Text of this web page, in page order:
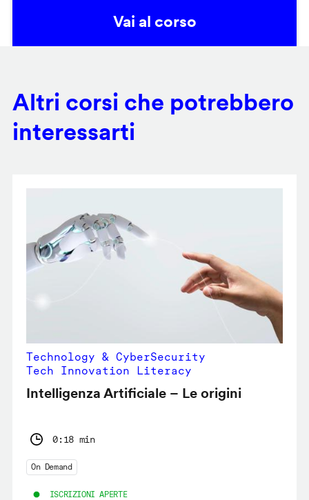
Vai al corso
Altri corsi che potrebbero
interessarti
Technology & CyberSecurity
Tech Innovation Literacy
Intelligenza Artificiale – Le origini
0:18 min
On Demand
ISCRIZIONI APERTE